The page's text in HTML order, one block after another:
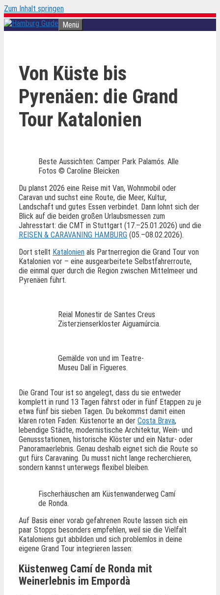
Zum Inhalt springen
Menü
Von Küste bis
Pyrenäen: die Grand
Tour Katalonien
Beste Aussichten: Camper Park Palamós. Alle
Fotos © Caroline Bleicken
Du planst 2026 eine Reise mit Van, Wohnmobil oder
Caravan und suchst eine Route, die Meer, Kultur,
Landschaft und gutes Essen verbindet. Dann lohnt sich der
Blick auf die beiden großen Urlaubsmessen zum
Jahresstart: die CMT in Stuttgart (17.–25.01.2026) und die
REISEN & CARAVANING HAMBURG (05.–08.02.2026).
Dort stellt Katalonien als Partnerregion die Grand Tour von
Katalonien vor – eine ausgearbeitete Selbstfahrerroute,
die einmal quer durch die Region zwischen Mittelmeer und
Pyrenäen führt.
Reial Monestir de Santes Creus
Zisterzienserkloster Aiguamúrcia.
Gemälde von und im Teatre-
Museu Dalí in Figueres.
Die Grand Tour ist so angelegt, dass du sie entweder
komplett in rund 13 Tagen fährst oder in fünf Etappen zu je
etwa fünf bis sieben Tagen. Du bekommst damit einen
klaren roten Faden: Küstenorte an der Costa Brava,
lebendige Städte, modernistische Architektur, Wein- und
Genussstationen, historische Klöster und ein Natur- oder
Panoramaerlebnis. Genau deshalb eignet sich die Route so
gut fürs Caravaning. Du musst nicht lange recherchieren,
sondern kannst unterwegs flexibel bleiben.
Fischerhäuschen am Küstenwanderweg Camí
de Ronda.
Auf Basis einer vorab gefahrenen Route lassen sich ein
paar Stopps besonders empfehlen, weil sie die Vielfalt
Kataloniens gut abbilden und sich problemlos in deine
eigene Grand Tour integrieren lassen:
Küstenweg Camí de Ronda mit
Weinerlebnis im Empordà